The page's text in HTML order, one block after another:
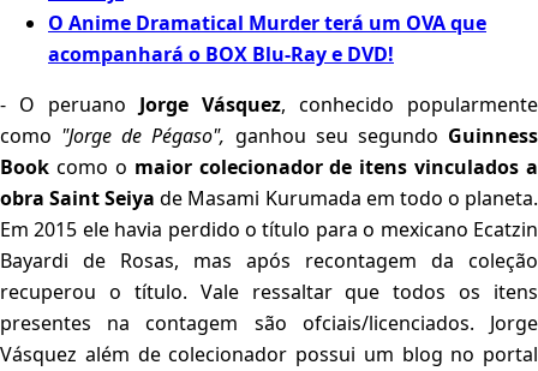
O Anime Dramatical Murder terá um OVA que
acompanhará o BOX Blu-Ray e DVD!
- O peruano Jorge Vásquez, conhecido popularmente
como "Jorge de Pégaso", ganhou seu segundo Guinness
Book como o maior colecionador de itens vinculados a
obra Saint Seiyade Masami Kurumada em todo o planeta.
Em 2015 ele havia perdido o título para o mexicano Ecatzin
Bayardi de Rosas, mas após recontagem da coleção
recuperou o título. Vale ressaltar que todos os itens
presentes na contagem são ofciais/licenciados. Jorge
Vásquez além de colecionador possui um blog no portal